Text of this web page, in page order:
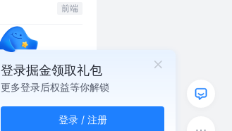
前端
登录掘金领取礼包
更多登录后权益等你解锁
登录 / 注册